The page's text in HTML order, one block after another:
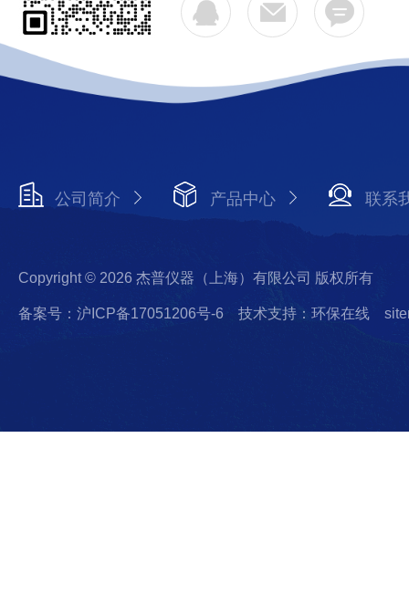
公司简介 产品中心 联系
Copyright © 2026 杰普仪器（上海）有限公司 版权所有
备案号：沪ICP备17051206号-6 技术支持：环保在线